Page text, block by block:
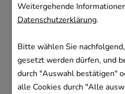
Weitergehende
Datenschutzerklärung.
Bitte wählen Sie
gesetzt werden dürfen, und
durch "Auswahl bestätigen"
alle Cookies durch "Alle
OMRON Vernebler
HERMES